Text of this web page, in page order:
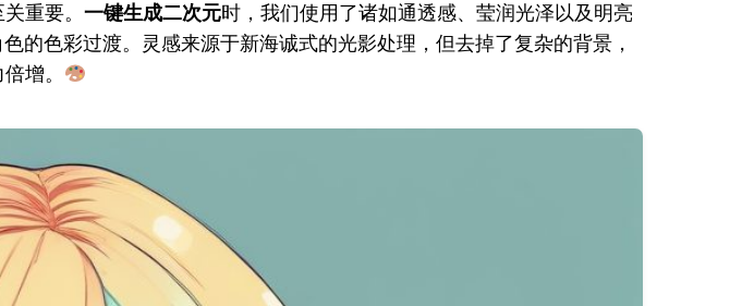
重要。 一键生成二次元时，我们使用了诸如通透感、莹润光泽以及明亮
的色彩过渡。灵感来源于新海诚式的光影处理，但去掉了复杂的背景，
增。